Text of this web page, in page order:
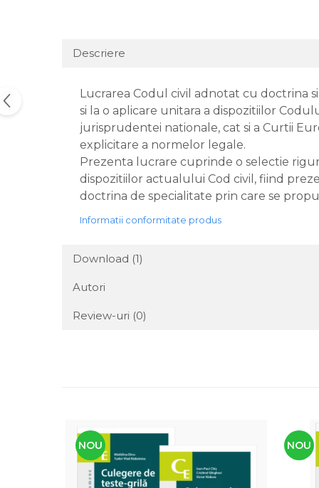
Descriere
Lucrarea Codul civil adnotat cu doctrina
si la o aplicare unitara a dispozitiilor
jurisprudentei nationale, cat si a Curtii
explicitare a normelor legale.
Prezenta lucrare cuprinde o selectie
dispozitiilor actualului Cod civil, fiind
doctrina de specialitate prin care se
Informatii conformitate produs
Download (1)
Autori
Review-uri (0)
NOU NOU